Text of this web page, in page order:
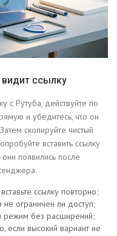
ссылку
с Рутуба, действуйте по
и убедитесь, что он
скопируйте чистый
вставить ссылку
появились после
ссылку повторно;
ограничен ли доступ;
режим без расширений;
если высокий вариант не